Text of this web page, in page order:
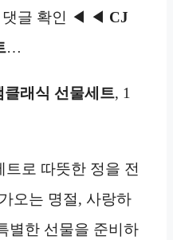
글 확인 ◀ ◀ CJ
…
래식 선물세트, 1
트로 따뜻한 정을 전
오는 명절, 사랑하
별한 선물을 준비하